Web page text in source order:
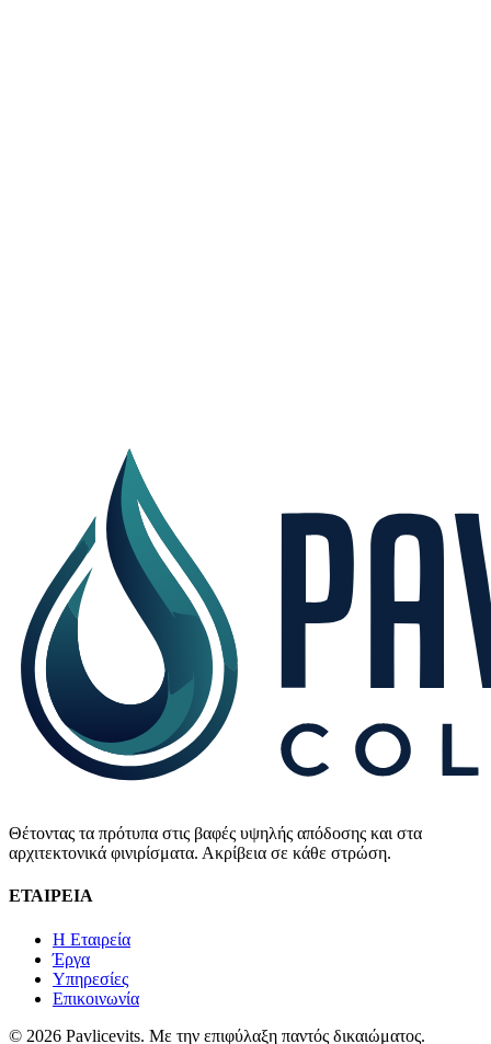
Θέτοντας τα πρότυπα στις βαφές υψηλής απόδοσης και στα
αρχιτεκτονικά φινιρίσματα. Ακρίβεια σε κάθε στρώση.
ΕΤΑΙΡΕΙΑ
Η Εταιρεία
Έργα
Υπηρεσίες
Επικοινωνία
© 2026 Pavlicevits. Με την επιφύλαξη παντός δικαιώματος.